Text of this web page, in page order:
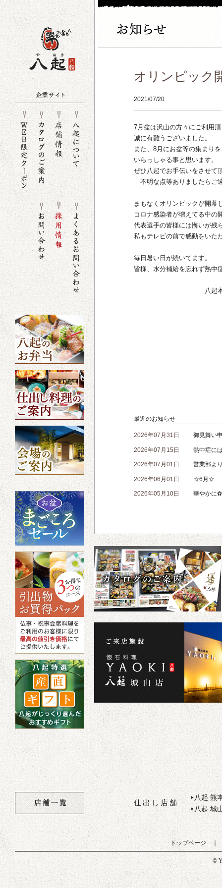
オリンピック
2021/07/20
7月盆は沢山の方々にご利用
誠に有難うございました。
また、8月にお盆等の集まり
いらっしゃる事と思います。
ぜひ八起でお手伝いをさせて
不明な点等ありましたらご
まもなくオリンピックが開幕
コロナ感染者が増えてる中の
代表選手の皆様には悔いが残
私もテレビの前で感動をいた
毎日暑い日が続いてます。
皆様、水分補給を忘れず熱中
八起本店
最近のお知らせ
2026年07月31日 御見舞い
2026年07月15日 熱中症に
2026年07月01日 営業部よ
2026年06月01日 ☆6月☆
2026年05月10日 華やかに✿
仕出し店舗
▶ 八起 熊
▶ 八起 城
トップページ
©